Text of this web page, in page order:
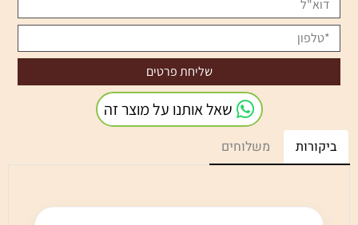
שאל אותנו על מוצר זה
ביקורות משלוחים